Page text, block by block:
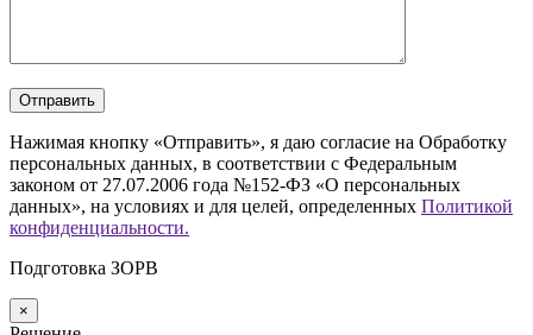
Нажимая кнопку «Отправить», я даю согласие на Обработку
персональных данных, в соответствии с Федеральным
законом от 27.07.2006 года №152-ФЗ «О персональных
данных», на условиях и для целей, определенных Политикой
конфиденциальности.
Подготовка ЗОРВ
×